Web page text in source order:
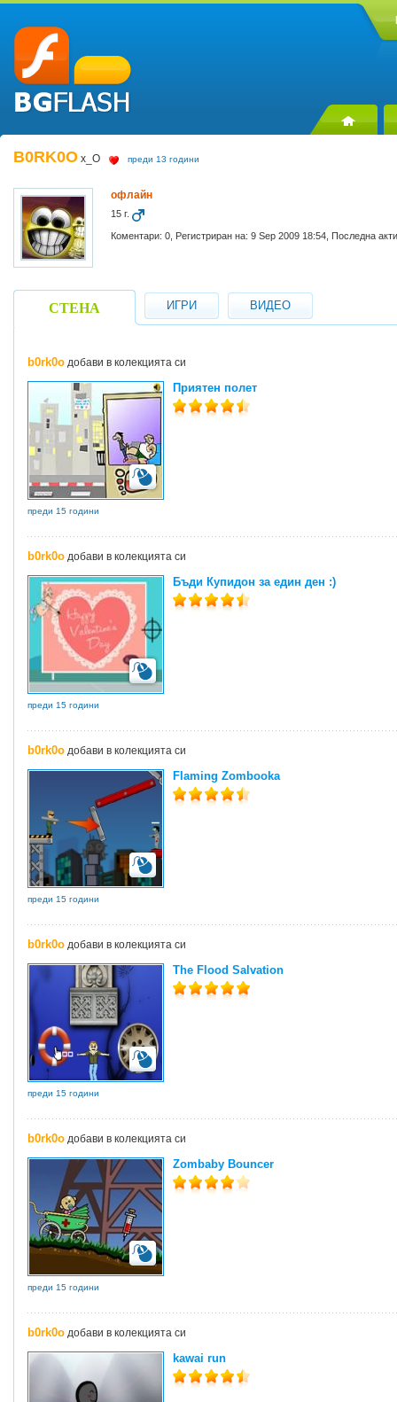
B0RK0O x_O преди 13 години
офлайн
15 г.
Коментари: 0, Регистриран на: 9 Sep 2009 18:54, Последна
СТЕНА ИГРИ ВИДЕО
b0rk0o добави в колекцията си
Приятен полет
преди 15 години
b0rk0o добави в колекцията си
Бъди Купидон за един ден :)
преди 15 години
b0rk0o добави в колекцията си
Flaming Zombooka
преди 15 години
b0rk0o добави в колекцията си
The Flood Salvation
преди 15 години
b0rk0o добави в колекцията си
Zombaby Bouncer
преди 15 години
b0rk0o добави в колекцията си
kawai run